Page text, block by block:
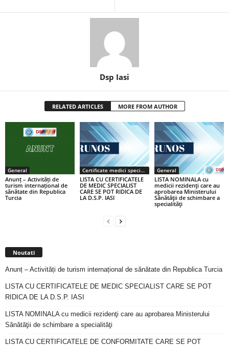
Dsp Iasi
RELATED ARTICLES MORE FROM AUTHOR
General
Anunț – Activități de
turism internațional de
sănătate din Republica
Turcia
Certificate medici specialiști / primari
LISTA CU CERTIFICATELE
DE MEDIC SPECIALIST
CARE SE POT RIDICA DE
LA D.S.P. IASI
General
LISTA NOMINALA cu
medicii rezidenţi care au
aprobarea Ministerului
Sănătăţii de schimbare a
specialităţi
Noutati
Anunț – Activități de turism internațional de sănătate din Republica Turcia
LISTA CU CERTIFICATELE DE MEDIC SPECIALIST CARE SE POT
RIDICA DE LA D.S.P. IASI
LISTA NOMINALA cu medicii rezidenţi care au aprobarea Ministerului
Sănătăţii de schimbare a specialităţi
LISTA CU CERTIFICATELE DE CONFORMITATE CARE SE POT